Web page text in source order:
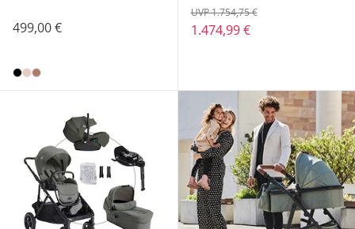
499,00 € 1.474,99 €
UVP 1.754,75 €